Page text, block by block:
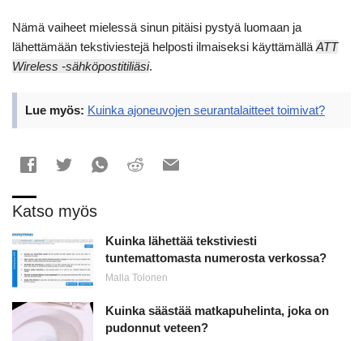
Nämä vaiheet mielessä sinun pitäisi pystyä luomaan ja
lähettämään tekstiviestejä helposti ilmaiseksi käyttämälläATT
Wireless -sähköpostitiliäsi.
Lue myös: Kuinka ajoneuvojen seurantalaitteet toimivat?
Katso myös
Kuinka lähettää tekstiviesti
tuntemattomasta numerosta verkossa?
Malla Tolonen
Kuinka säästää matkapuhelinta, joka on
pudonnut veteen?